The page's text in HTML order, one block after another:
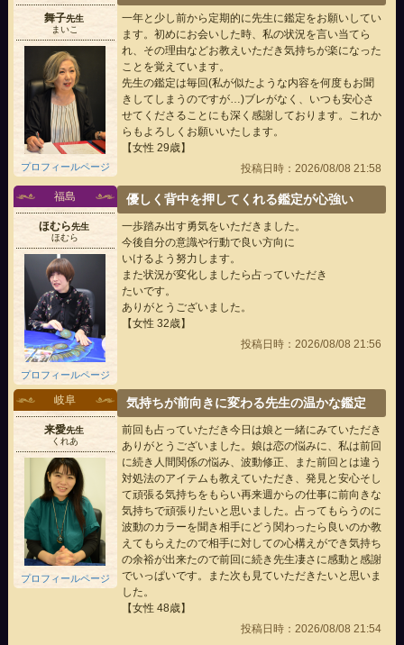
舞子先生
まいこ
プロフィールページ
一年と少し前から定期的に先生に鑑定をお願いしてい
ます。初めにお会いした時、私の状況を言い当てら
れ、その理由などお教えいただき気持ちが楽になった
ことを覚えています。
先生の鑑定は毎回(私が似たような内容を何度もお聞
きしてしまうのですが…)ブレがなく、いつも安心さ
せてくださることにも深く感謝しております。これか
らもよろしくお願いいたします。
【女性 29歳】
投稿日時：2026/08/08 21:58
福島
ほむら先生
ほむら
プロフィールページ
優しく背中を押してくれる鑑定が心強い
一歩踏み出す勇気をいただきました。
今後自分の意識や行動で良い方向に
いけるよう努力します。
また状況が変化しましたら占っていただき
たいです。
ありがとうございました。
【女性 32歳】
投稿日時：2026/08/08 21:56
岐阜
来愛先生
くれあ
プロフィールページ
気持ちが前向きに変わる先生の温かな鑑定
前回も占っていただき今日は娘と一緒にみていただき
ありがとうございました。娘は恋の悩みに、私は前回
に続き人間関係の悩み、波動修正、また前回とは違う
対処法のアイテムも教えていただき、発見と安心そし
て頑張る気持ちをもらい再来週からの仕事に前向きな
気持ちで頑張りたいと思いました。占ってもらうのに
波動のカラーを聞き相手にどう関わったら良いのか教
えてもらえたので相手に対しての心構えができ気持ち
の余裕が出来たので前回に続き先生凄さに感動と感謝
でいっぱいです。また次も見ていただきたいと思いま
した。
【女性 48歳】
投稿日時：2026/08/08 21:54